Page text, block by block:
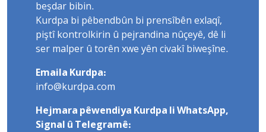
beşdar bibin.
Kurdpa bi pêbendbûn bi prensîbên exlaqî,
piştî kontrolkirin û pejrandina nûçeyê, dê li
ser malper û torên xwe yên civakî biweşîne.
Emaila Kurdpa:
info@kurdpa.com
Hejmara pêwendiya Kurdpa li WhatsApp,
Signal û Telegramê: